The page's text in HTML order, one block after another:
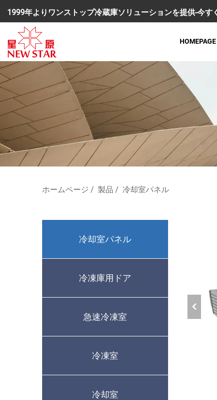
1999年よりワンストップ冷蔵庫ソリューションを提供-今す
HOMEPAGE
ホームページ / 製品 / 冷却室パネル
冷却室パネル
冷凍庫用ドア
急速冷凍室
冷凍室
冷却室